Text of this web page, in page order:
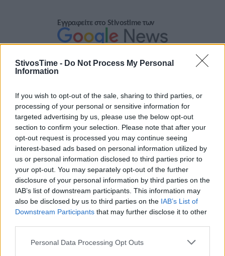
StivosTime - Do Not Process My Personal
Information
If you wish to opt-out of the sale, sharing to third parties, or
processing of your personal or sensitive information for
targeted advertising by us, please use the below opt-out
section to confirm your selection. Please note that after your
opt-out request is processed you may continue seeing
interest-based ads based on personal information utilized by
us or personal information disclosed to third parties prior to
your opt-out. You may separately opt-out of the further
disclosure of your personal information by third parties on the
IAB’s list of downstream participants. This information may
also be disclosed by us to third parties on the IAB’s List of
Downstream Participants that may further disclose it to other
Personal Data Processing Opt Outs
Εγγραφείτε στο Stivostime των
Τόλης Λελεκίδης